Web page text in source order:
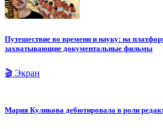
Путешествие во времени и науку: на
захватывающие документальные фильмы
🎬 Экран
Мария Куликова дебютировала в роли